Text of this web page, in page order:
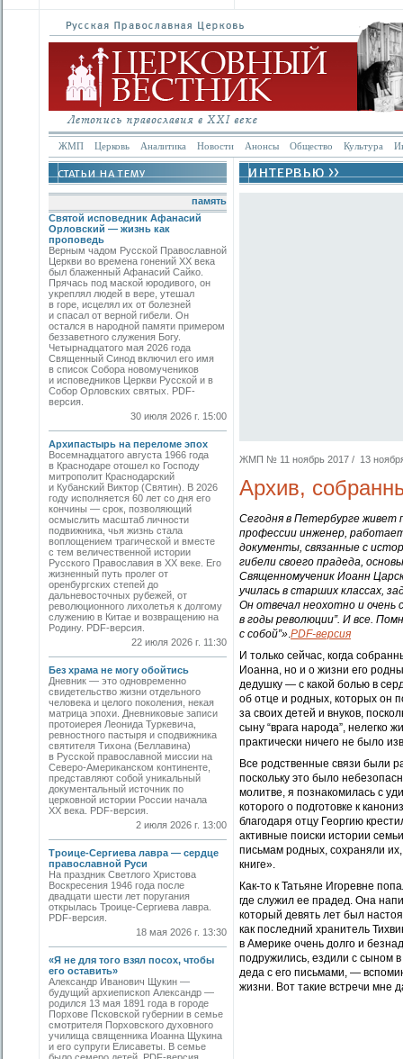
ЖМП Церковь Аналитика Новости Анонсы Общество Культура
память
Святой исповедник Афанасий
Орловский — жизнь как
проповедь
Верным чадом Русской Православной
Церкви во времена гонений XX века
был блаженный Афанасий Сайко.
Прячась под маской юродивого, он
укреплял людей в вере, утешал
в горе, исцелял их от болезней
и спасал от верной гибели. Он
остался в народной памяти примером
беззаветного служения Богу.
Четырнадцатого мая 2026 года
Священный Синод включил его имя
в список Собора новомучеников
и исповедников Церкви Русской и в
Собор Орловских святых. PDF-
версия.
30 июля 2026 г. 15:00
Архипастырь на переломе эпох
Восемнадцатого августа 1966 года
в Краснодаре отошел ко Господу
митрополит Краснодарский
и Кубанский Виктор (Святин). В 2026
году исполняется 60 лет со дня его
кончины — срок, позволяющий
осмыслить масштаб личности
подвижника, чья жизнь стала
воплощением трагической и вместе
с тем величественной истории
Русского Православия в XX веке. Его
жизненный путь пролег от
оренбургских степей до
дальневосточных рубежей, от
революционного лихолетья к долгому
служению в Китае и возвращению на
Родину. PDF-версия.
22 июля 2026 г. 11:30
Без храма не могу обойтись
Дневник — это одновременно
свидетельство жизни отдельного
человека и целого поколения, некая
матрица эпохи. Дневниковые записи
протоиерея Леонида Туркевича,
ревностного пастыря и сподвижника
святителя Тихона (Беллавина)
в Русской православной миссии на
Северо-Американском континенте,
представляют собой уникальный
документальный источник по
церковной истории России начала
ХХ века. PDF-версия.
2 июля 2026 г. 13:00
Троице-Сергиева лавра — сердце
православной Руси
На праздник Светлого Христова
Воскресения 1946 года после
двадцати шести лет поругания
открылась Троице-Сергиева лавра.
PDF-версия.
18 мая 2026 г. 13:30
«Я не для того взял посох, чтобы
его оставить»
Александр Иванович Щукин —
будущий архиепископ Александр —
родился 13 мая 1891 года в городе
Порхове Псковской губернии в семье
смотрителя Порховского духовного
училища священника Иоанна Щукина
и его супруги Елисаветы. В семье
ЖМП № 11 ноябрь 2017 / 13 ноября
Архив,
Сегодня в Петербурге живет
профессии инженер,
документы, связанные с
гибели своего прадеда,
Священномученик Иоанн
училась в старших классах,
Он отвечал неохотно и очень
в годы революции”. И все.
с собой”».PDF-версия
И только сейчас, когда
Иоанна, но и о жизни его
дедушку — с какой болью в
об отце и родных, которых он
за своих детей и внуков,
сыну “врага народа”, нелегко
практически ничего не было
Все родственные связи были
поскольку это было
молитве, я познакомилась с
которого о подготовке к
благодаря отцу Георгию
активные поиски истории
письмам родных, сохраняли
книге».
Как-то к Татьяне Игоревне
где служил ее прадед. Она
который девять лет был
как последний хранитель
в Америке очень долго и
подружились, ездили с сыном
деда с его письмами, —
жизни. Вот такие встречи мне